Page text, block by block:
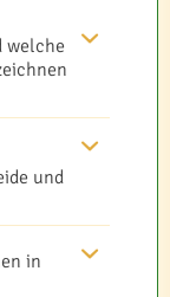
welche
und
in